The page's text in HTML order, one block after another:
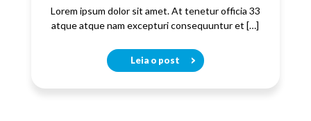
Lorem ipsum dolor sit amet. At tenetur officia 33
atque atque nam excepturi consequuntur et […]
Leia o post